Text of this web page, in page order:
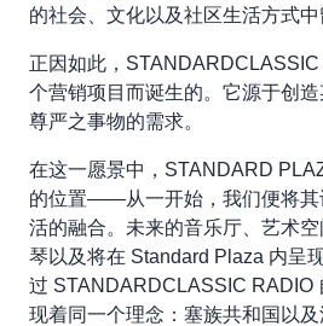
的社会、文化以及社区生活方式中
正因如此，
个营销项目而诞生的。它源于创
尊严之事物的需求。
在这一愿景中，STANDARD
的位置——从一开始，我们便将其
活的融合。未来的音乐厅、艺术
琴以及将在 Standard Plaza 内呈
过 STANDARDCLASSIC RADIO
现着同一个理念：塞族共和国以